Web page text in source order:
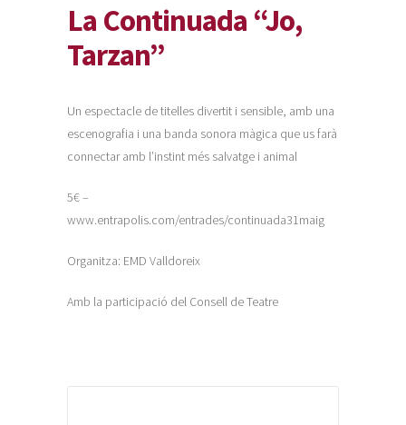
La Continuada “Jo,
Tarzan”
Un espectacle de titelles divertit i sensible, amb una
escenografia i una banda sonora màgica que us farà
connectar amb l’instint més salvatge i animal
5€ –
www.entrapolis.com/entrades/continuada31maig
Organitza: EMD Valldoreix
Amb la participació del Consell de Teatre